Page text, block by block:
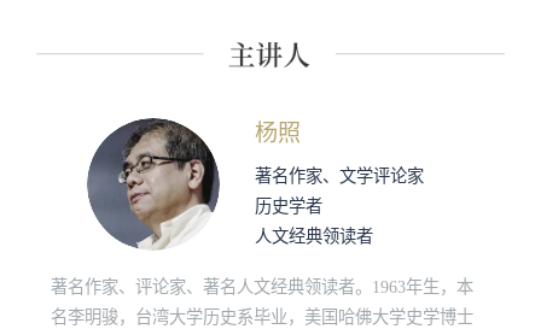
杨照
著名作家、文学评论家
历史学者
人文经典领读者
著名作家、评论家、著名人文经典领读者。1963年生，本
名李明骏，台湾大学历史系毕业，美国哈佛大学史学博士